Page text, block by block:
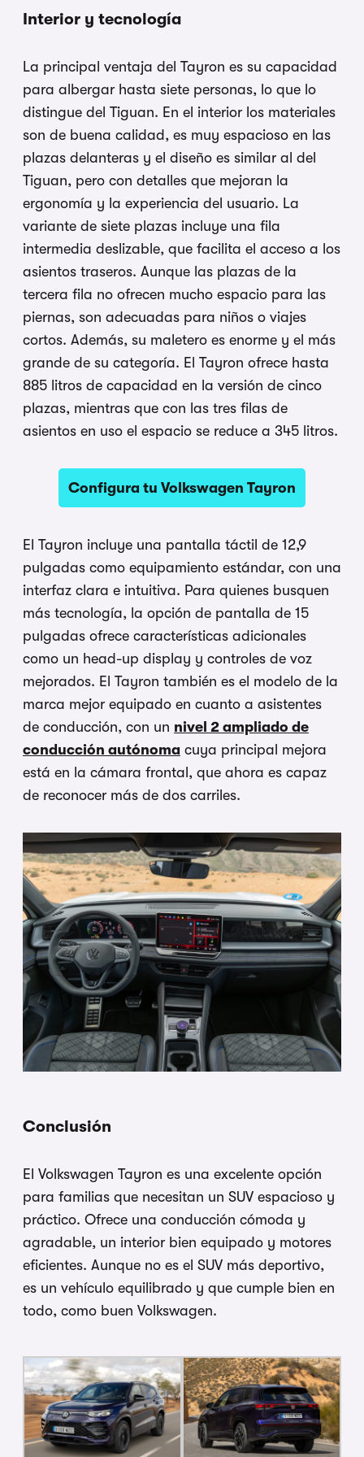
Interior y tecnología
La principal ventaja del Tayron es su capacidad
para albergar hasta siete personas, lo que lo
distingue del Tiguan. En el interior los materiales
son de buena calidad, es muy espacioso en las
plazas delanteras y el diseño es similar al del
Tiguan, pero con detalles que mejoran la
ergonomía y la experiencia del usuario. La
variante de siete plazas incluye una fila
intermedia deslizable, que facilita el acceso a los
asientos traseros. Aunque las plazas de la
tercera fila no ofrecen mucho espacio para las
piernas, son adecuadas para niños o viajes
cortos. Además, su maletero es enorme y el más
grande de su categoría. El Tayron ofrece hasta
885 litros de capacidad en la versión de cinco
plazas, mientras que con las tres filas de
asientos en uso el espacio se reduce a 345 litros.
Configura tu Volkswagen Tayron
El Tayron incluye una pantalla táctil de 12,9
pulgadas como equipamiento estándar, con una
interfaz clara e intuitiva. Para quienes busquen
más tecnología, la opción de pantalla de 15
pulgadas ofrece características adicionales
como un head-up display y controles de voz
mejorados. El Tayron también es el modelo de la
marca mejor equipado en cuanto a asistentes
de conducción, con un nivel 2 ampliado de
conducción autónoma cuya principal mejora
está en la cámara frontal, que ahora es capaz
de reconocer más de dos carriles.
Conclusión
El Volkswagen Tayron es una excelente opción
para familias que necesitan un SUV espacioso y
práctico. Ofrece una conducción cómoda y
agradable, un interior bien equipado y motores
eficientes. Aunque no es el SUV más deportivo,
es un vehículo equilibrado y que cumple bien en
todo, como buen Volkswagen.